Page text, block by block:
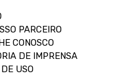
PARCEIRO
CONOSCO
DE IMPRENSA
USO